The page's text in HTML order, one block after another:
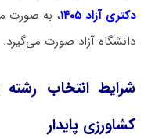
دکتری آزاد ۱۴۰۵
، به صورت
دانشگاه آزاد صورت می‌گیرد.
شرایط انتخاب
کشاورزی پایدار